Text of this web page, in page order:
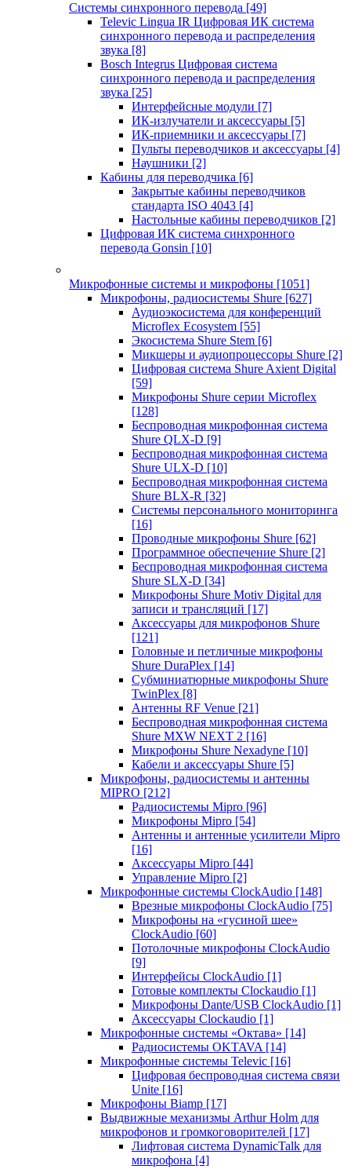
Системы синхронного перевода [49]
Televic Lingua IR Цифровая ИК система
синхронного перевода и распределения
звука [8]
Bosch Integrus Цифровая система
синхронного перевода и распределения
звука [25]
Интерфейсные модули [7]
ИК-излучатели и аксессуары [5]
ИК-приемники и аксессуары [7]
Пульты переводчиков и аксессуары [4]
Наушники [2]
Кабины для переводчика [6]
Закрытые кабины переводчиков
стандарта ISO 4043 [4]
Настольные кабины переводчиков [2]
Цифровая ИК система синхронного
перевода Gonsin [10]
Микрофонные системы и микрофоны [1051]
Микрофоны, радиосистемы Shure [627]
Аудиоэкосистема для конференций
Microflex Ecosystem [55]
Экосистема Shure Stem [6]
Микшеры и аудиопроцессоры Shure [2]
Цифровая система Shure Axient Digital
[59]
Микрофоны Shure серии Microflex
[128]
Беспроводная микрофонная система
Shure QLX-D [9]
Беспроводная микрофонная система
Shure ULX-D [10]
Беспроводная микрофонная система
Shure BLX-R [32]
Системы персонального мониторинга
[16]
Проводные микрофоны Shure [62]
Программное обеспечение Shure [2]
Беспроводная микрофонная система
Shure SLX-D [34]
Микрофоны Shure Motiv Digital для
записи и трансляций [17]
Аксессуары для микрофонов Shure
[121]
Головные и петличные микрофоны
Shure DuraPlex [14]
Субминиатюрные микрофоны Shure
TwinPlex [8]
Антенны RF Venue [21]
Беспроводная микрофонная система
Shure MXW NEXT 2 [16]
Микрофоны Shure Nexadyne [10]
Кабели и аксессуары Shure [5]
Микрофоны, радиосистемы и антенны
MIPRO [212]
Радиосистемы Mipro [96]
Микрофоны Mipro [54]
Антенны и антенные усилители Mipro
[16]
Аксессуары Mipro [44]
Управление Mipro [2]
Микрофонные системы ClockAudio [148]
Врезные микрофоны ClockAudio [75]
Микрофоны на «гусиной шее»
ClockAudio [60]
Потолочные микрофоны ClockAudio
[9]
Интерфейсы ClockAudio [1]
Готовые комплекты Clockaudio [1]
Микрофоны Dante/USB ClockAudio [1]
Аксессуары Clockaudio [1]
Микрофонные системы «Октава» [14]
Радиосистемы OKTAVA [14]
Микрофонные системы Televic [16]
Цифровая беспроводная система связи
Unite [16]
Микрофоны Biamp [17]
Выдвижные механизмы Arthur Holm для
микрофонов и громкоговорителей [17]
Лифтовая система DynamicTalk для
микрофона [4]